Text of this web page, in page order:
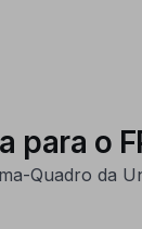
o
Quadro da